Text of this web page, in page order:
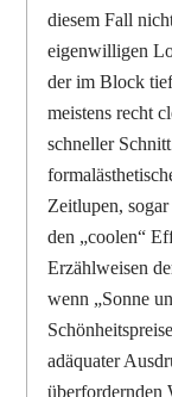
diesem Fall
eigenwilligen
der im Block
meistens recht
schneller
Zeitlupen,
den „coolen“
Erzählweisen
wenn „Sonne
adäquater
überfordernden